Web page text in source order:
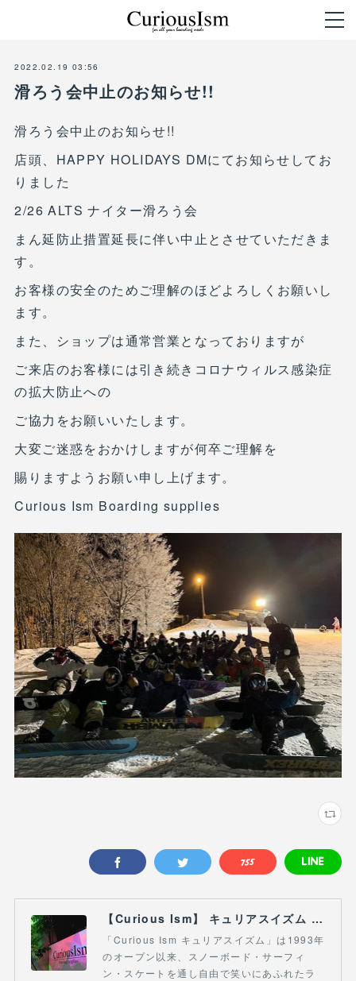
2022.02.19 03:56
滑ろう会中止のお知らせ!!
滑ろう会中止のお知らせ!!
店頭、HAPPY HOLIDAYS DMにてお知らせしてお
りました
2/26 ALTS ナイター滑ろう会
まん延防止措置延長に伴い中止とさせていただきま
す。
お客様の安全のためご理解のほどよろしくお願いし
ます。
また、ショップは通常営業となっておりますが
ご来店のお客様には引き続きコロナウィルス感染症
の拡大防止への
ご協力をお願いいたします。
大変ご迷惑をおかけしますが何卒ご理解を
賜りますようお願い申し上げます。
Curious Ism Boarding supplies
【Curious Ism】 キュリアスイズム l スノーボードショップ サーフショップ 福島県 会津若松市 郡山市 通販
「Curious Ism キュリアスイズム」は1993年
のオープン以来、スノーボード・サーフィ
ン・スケートを通し自由で笑いにあふれたラ